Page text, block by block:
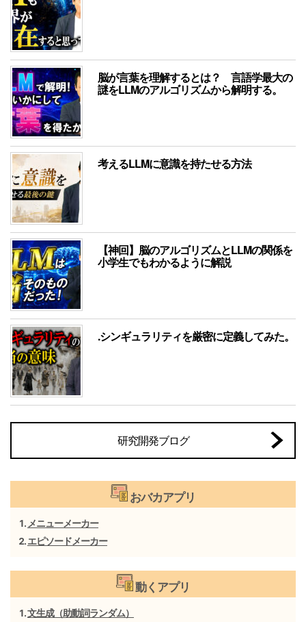
脳が言葉を理解するとは？ 言語学最大の
謎をLLMのアルゴリズムから解明する。
考えるLLMに意識を持たせる方法
【神回】脳のアルゴリズムとLLMの関係を
小学生でもわかるように解説
.シンギュラリティを厳密に定義してみた。
研究開発ブログ
おバカアプリ
メニューメーカー
エピソードメーカー
動くアプリ
文生成（助動詞ランダム）